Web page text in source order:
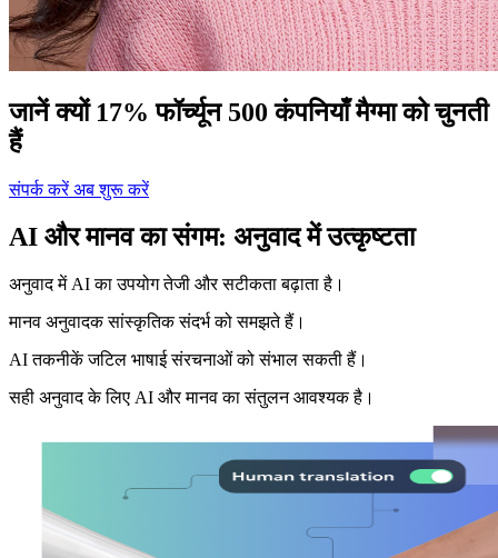
जानें क्यों 17% फॉर्च्यून 500 कंपनियाँ मैग्मा को चुनती
हैं
संपर्क करेंअब शुरू करें
AI और मानव का संगम: अनुवाद में उत्कृष्टता
अनुवाद में AI का उपयोग तेजी और सटीकता बढ़ाता है।
मानव अनुवादक सांस्कृतिक संदर्भ को समझते हैं।
AI तकनीकें जटिल भाषाई संरचनाओं को संभाल सकती हैं।
सही अनुवाद के लिए AI और मानव का संतुलन आवश्यक है।